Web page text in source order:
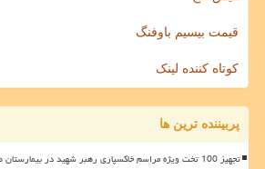
قیمت بیسیم باوفنگ
کوتاه کننده لینک
پربیننده ترین ها
تجهیز 100 تخت ویژه مراسم خاکسپاری رهبر شهید در بیمارستان صحرایی مصلی به علاوه فیلم